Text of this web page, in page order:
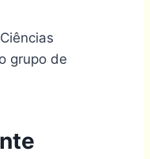
grupo de